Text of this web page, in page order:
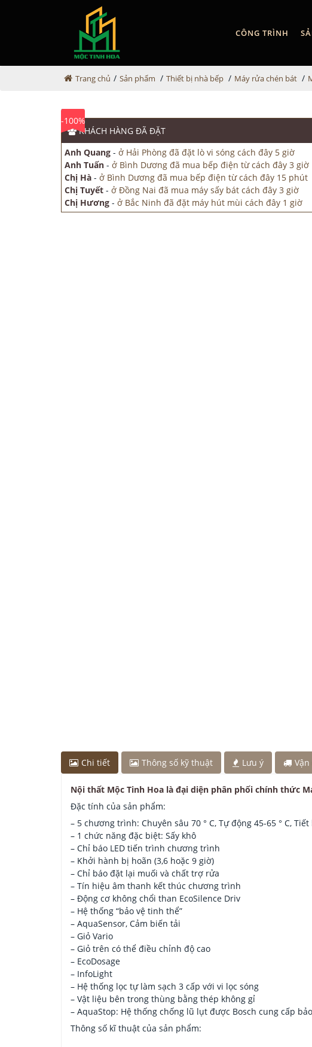
CÔNG TRÌNH
Trang chủ / Sản phẩm / Thiết bị nhà bếp / Máy rửa chén bát /
-100%
KHÁCH HÀNG ĐÃ ĐẶT
Anh Quang - ở Hải Phòng đã đặt lò vi sóng cách đây 5 giờ
Anh Tuấn - ở Bình Dương đã mua bếp điện từ cách đây 3 giờ
Chị Hà - ở Bình Dương đã mua bếp điện từ cách đây 15 phút
Chị Tuyết - ở Đồng Nai đã mua máy sấy bát cách đây 3 giờ
Chị Hương - ở Bắc Ninh đã đặt máy hút mùi cách đây 1 giờ
Chi tiết Thông số kỹ thuật Lưu ý
Nội thất Mộc Tinh Hoa là đại diện phân phối chính thức
Đặc tính của sản phẩm:
– 5 chương trình: Chuyên sâu 70 ° C, Tự động 45-65 ° C, Tiết
– 1 chức năng đặc biệt: Sấy khô
– Chỉ báo LED tiến trình chương trình
– Khởi hành bị hoãn (3,6 hoặc 9 giờ)
– Chỉ báo đặt lại muối và chất trợ rửa
– Tín hiệu âm thanh kết thúc chương trình
– Động cơ không chổi than EcoSilence Driv
– Hệ thống “bảo vệ tinh thể”
– AquaSensor, Cảm biến tải
– Giỏ Vario
– Giỏ trên có thể điều chỉnh độ cao
– EcoDosage
– InfoLight
– Hệ thống lọc tự làm sạch 3 cấp với vi lọc sóng
– Vật liệu bên trong thùng bằng thép không gỉ
– AquaStop: Hệ thống chống lũ lụt được Bosch cung cấp
Thông số kĩ thuật của sản phẩm: